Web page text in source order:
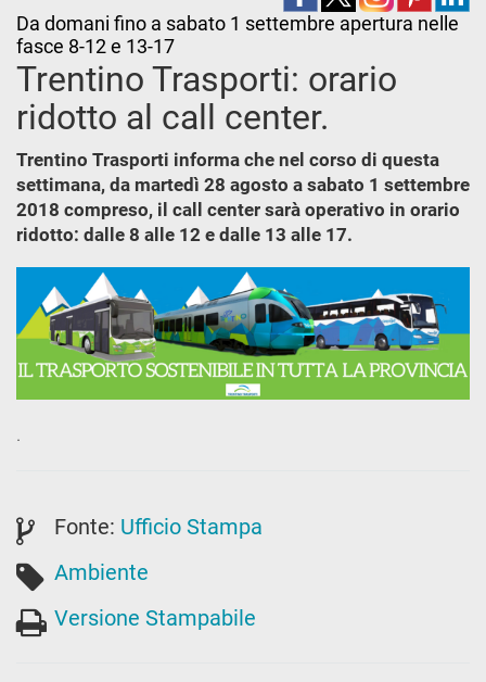
Da domani fino a sabato 1 settembre apertura nelle
fasce 8-12 e 13-17
Trentino Trasporti: orario
ridotto al call center.
Trentino Trasporti informa che nel corso di questa
settimana, da martedì 28 agosto a sabato 1 settembre
2018 compreso, il call center sarà operativo in orario
ridotto: dalle 8 alle 12 e dalle 13 alle 17.
.
Fonte: Ufficio Stampa
Ambiente
Versione Stampabile